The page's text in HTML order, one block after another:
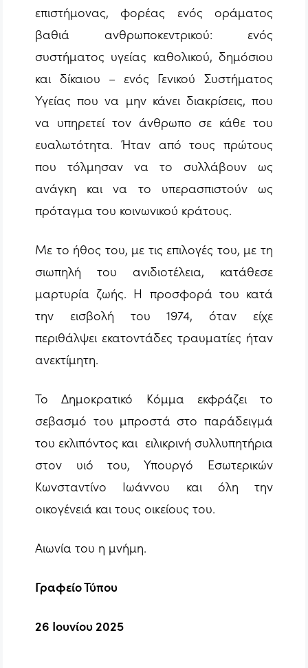
επιστήμονας, φορέας ενός οράματος
βαθιά ανθρωποκεντρικού: ενός
συστήματος υγείας καθολικού, δημόσιου
και δίκαιου – ενός Γενικού Συστήματος
Υγείας που να μην κάνει διακρίσεις, που
να υπηρετεί τον άνθρωπο σε κάθε του
ευαλωτότητα. Ήταν από τους πρώτους
που τόλμησαν να το συλλάβουν ως
ανάγκη και να το υπερασπιστούν ως
πρόταγμα του κοινωνικού κράτους.
Με το ήθος του, με τις επιλογές του, με τη
σιωπηλή του ανιδιοτέλεια, κατάθεσε
μαρτυρία ζωής. Η προσφορά του κατά
την εισβολή του 1974, όταν είχε
περιθάλψει εκατοντάδες τραυματίες ήταν
ανεκτίμητη.
Το Δημοκρατικό Κόμμα εκφράζει το
σεβασμό του μπροστά στο παράδειγμά
του εκλιπόντος και ειλικρινή συλλυπητήρια
στον υιό του, Υπουργό Εσωτερικών
Κωνσταντίνο Ιωάννου και όλη την
οικογένειά και τους οικείους του.
Αιωνία του η μνήμη.
Γραφείο Τύπου
26 Ιουνίου 2025